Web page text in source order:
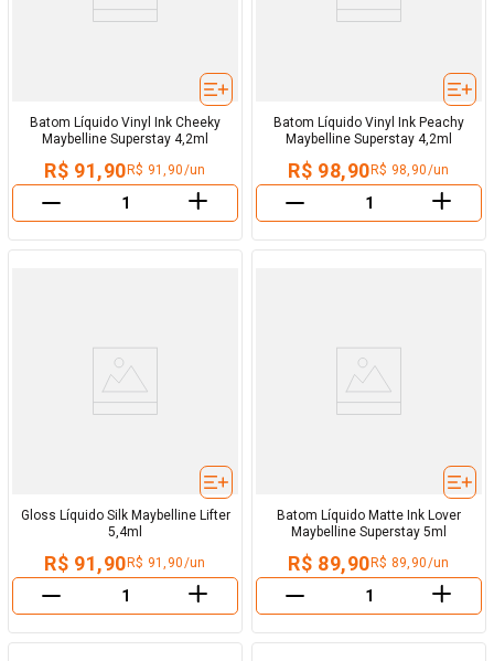
Batom Líquido Vinyl Ink Cheeky
Maybelline Superstay 4,2ml
R$ 91,90 R$ 91,90/un
＋
Batom Líquido Vinyl Ink Peachy
Maybelline Superstay 4,2ml
R$ 98,90 R$ 98,90/un
＋
Gloss Líquido Silk Maybelline Lifter
5,4ml
R$ 91,90 R$ 91,90/un
＋
Batom Líquido Matte Ink Lover
Maybelline Superstay 5ml
R$ 89,90 R$ 89,90/un
＋